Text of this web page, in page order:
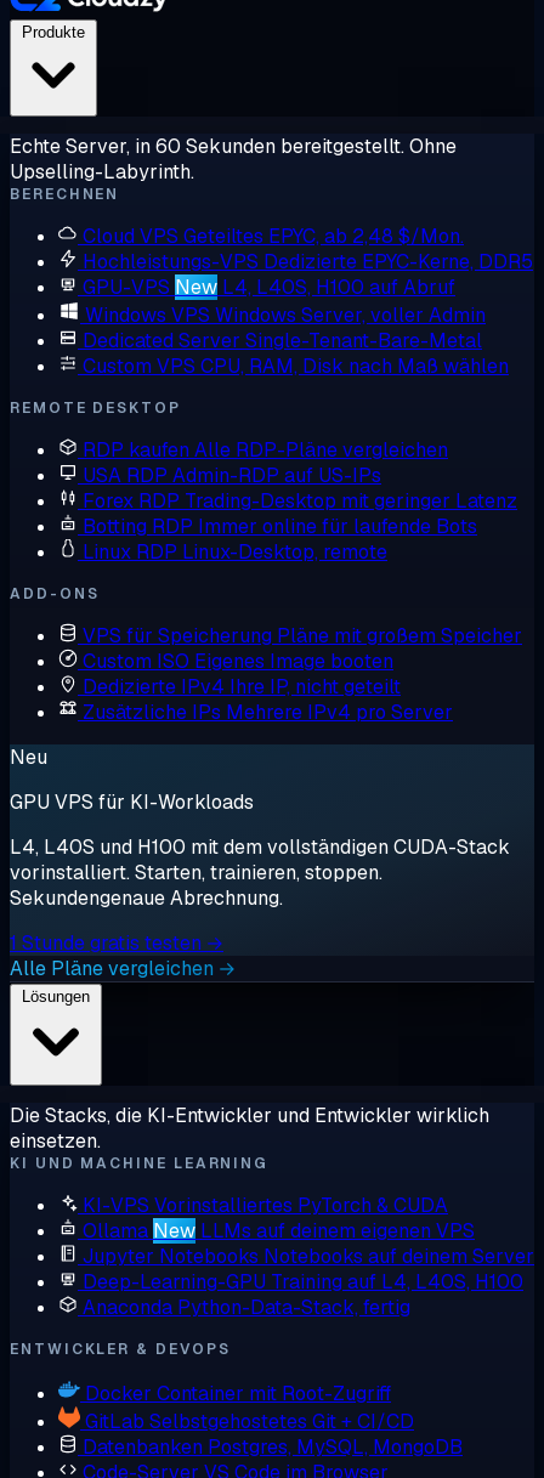
Echte Server, in 60 Sekunden bereitgestellt. Ohne
Upselling-Labyrinth.
BERECHNEN
Cloud VPS Geteiltes EPYC, ab 2,48 $/Mon.
Hochleistungs-VPS Dedizierte EPYC-Kerne, DDR5
GPU-VPS New L4, L40S, H100 auf Abruf
Windows VPS Windows Server, voller Admin
Dedicated Server Single-Tenant-Bare-Metal
Custom VPS CPU, RAM, Disk nach Maß wählen
REMOTE DESKTOP
RDP kaufen Alle RDP-Pläne vergleichen
USA RDP Admin-RDP auf US-IPs
Forex RDP Trading-Desktop mit geringer Latenz
Botting RDP Immer online für laufende Bots
Linux RDP Linux-Desktop, remote
ADD-ONS
VPS für Speicherung Pläne mit großem Speicher
Custom ISO Eigenes Image booten
Dedizierte IPv4 Ihre IP, nicht geteilt
Zusätzliche IPs Mehrere IPv4 pro Server
Neu
GPU VPS für KI-Workloads
L4, L40S und H100 mit dem vollständigen CUDA-Stack
vorinstalliert. Starten, trainieren, stoppen.
Sekundengenaue Abrechnung.
1 Stunde gratis testen →
Alle Pläne vergleichen →
Die Stacks, die KI-Entwickler und Entwickler wirklich
einsetzen.
KI UND MACHINE LEARNING
KI-VPS Vorinstalliertes PyTorch & CUDA
Ollama New LLMs auf deinem eigenen VPS
Jupyter Notebooks Notebooks auf deinem Server
Deep-Learning-GPU Training auf L4, L40S, H100
Anaconda Python-Data-Stack, fertig
ENTWICKLER & DEVOPS
Docker Container mit Root-Zugriff
GitLab Selbstgehostetes Git + CI/CD
Datenbanken Postgres, MySQL, MongoDB
Code-Server VS Code im Browser